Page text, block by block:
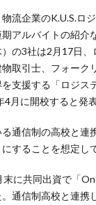
流企業のK.U.S.ロ
期アルバイトの紹介
の3社は2月17日
取引士、フォーク
支援する「ロジス
月に開校すると発表
通信制の高校と連
することを想定し
に共同出資で「
通信制高校と連携